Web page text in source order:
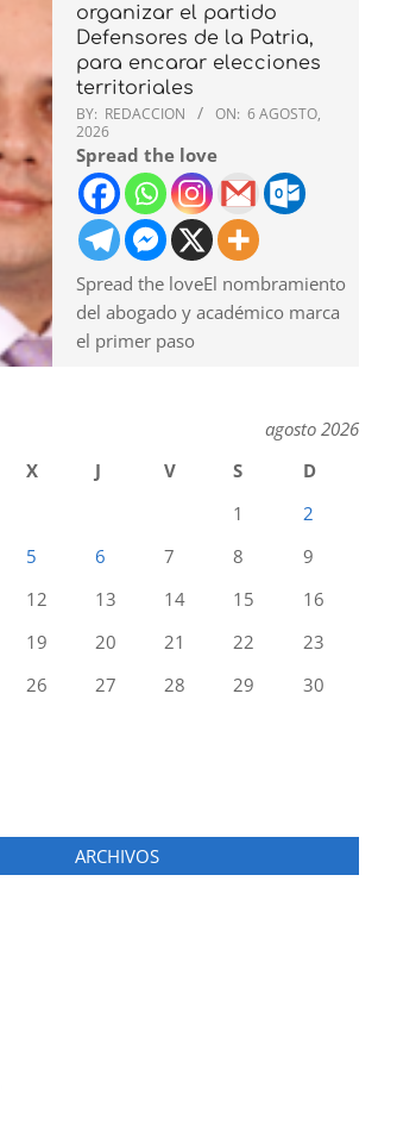
organizar el partido
Defensores de la Patria,
para encarar elecciones
territoriales
BY: REDACCION ON: 6 AGOSTO,
2026
Spread the love
Spread the loveEl nombramiento
del abogado y académico marca
el primer paso
agosto 2026
X J V S
D
1
2
5 6 7 8
9
12 13 14 15
16
19 20 21 22
23
26 27 28 29
30
ARCHIVOS